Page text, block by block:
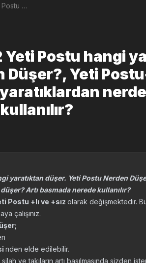
+lı ve +sız Metin2 Yeti Postu hangi yaratıktan düşer. Yeti Postu Nerden Düşer?, Yeti Postu+, Yeti Postu+ hangi haitada ve yaratıklardan nerden düşer? Artı basmada nerede kullanılır?
Yeti Postu hangi
Düşer?, Yeti
yaratıktan düşer. Yeti Postu Nerden
Artı basmada nerede kullanılır?
Postu +lı ve +sız olarak değişmektedir.
çalışınız.
nden elde edilebilir.
ve takıların artı basılmasında sizden